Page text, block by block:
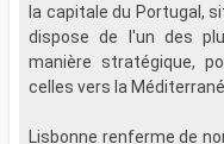
la capitale du Portugal,
dispose de l'un des
manière stratégique,
celles vers la
Lisbonne renferme de